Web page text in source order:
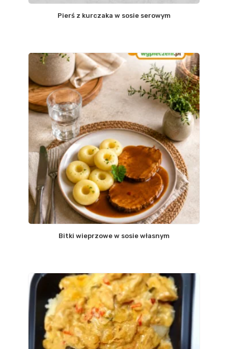
Pierś z kurczaka w sosie serowym
Bitki wieprzowe w sosie własnym